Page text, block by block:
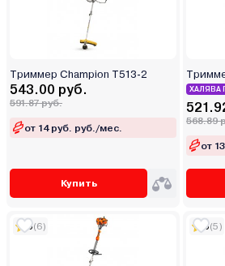
Триммер Champion T513-2
543.00 руб.
591.87 руб.
от 14 руб. руб./мес.
Купить
ХАЛЯВА
568.89
от
5(6) 5(5)